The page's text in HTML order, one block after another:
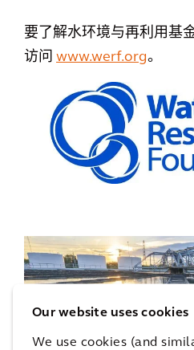
Our website uses cookies
We use cookies (and
要了解水环境与再利用基
访问 www.werf.org。